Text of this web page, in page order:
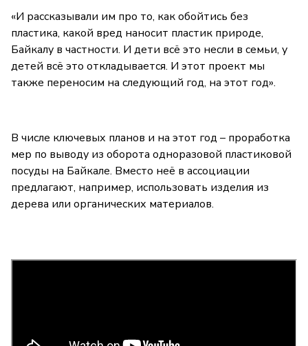
«И рассказывали им про то, как обойтись без
пластика, какой вред наносит пластик природе,
Байкалу в частности. И дети всё это несли в семьи, у
детей всё это откладывается. И этот проект мы
также переносим на следующий год, на этот год».
В числе ключевых планов и на этот год – проработка
мер по выводу из оборота одноразовой пластиковой
посуды на Байкале. Вместо неё в ассоциации
предлагают, например, использовать изделия из
дерева или органических материалов.